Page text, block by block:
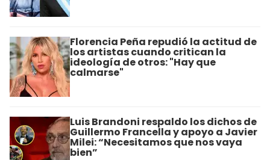
Florencia Peña repudió la actitud de
los artistas cuando critican la
ideología de otros: "Hay que
calmarse"
Luis Brandoni respaldo los dichos de
Guillermo Francella y apoyo a Javier
Milei: “Necesitamos que nos vaya
bien”